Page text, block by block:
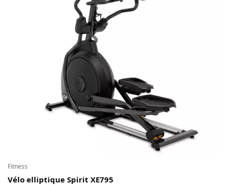
Fitness
Vélo elliptique Spirit XE795